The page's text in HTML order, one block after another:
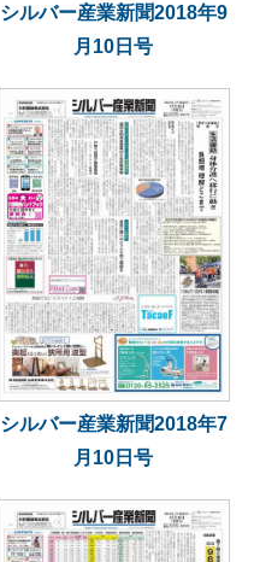
シルバー産業新聞2018年9
月10日号
シルバー産業新聞2018年7
月10日号